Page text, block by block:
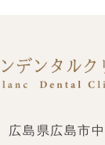
広島県広島市